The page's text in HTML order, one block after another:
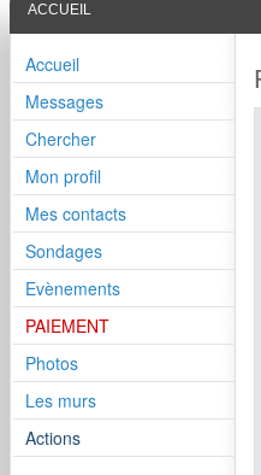
ACCUEIL
Accueil
Messages
Chercher
Mon profil
Mes contacts
Sondages
Evènements
PAIEMENT
Photos
Les murs
Actions